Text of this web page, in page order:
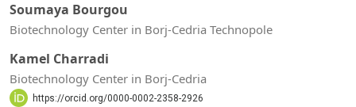
Soumaya Bourgou
Biotechnology Center in Borj-Cedria Technopole
Kamel Charradi
Biotechnology Center in Borj-Cedria
https://orcid.org/0000-0002-2358-2926